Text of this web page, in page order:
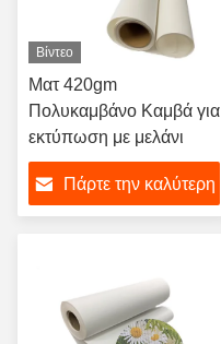
Βίντεο
Ματ 420gm
Πολυκαμβάνο Καμβά για
εκτύπωση με μελάνι
Πάρτε την καλύτερη